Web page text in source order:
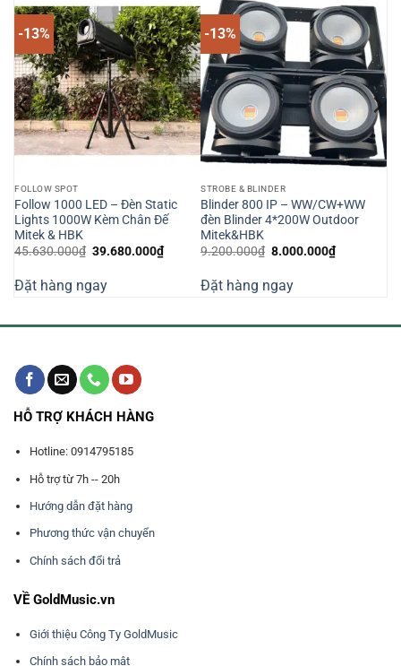
-13%
FOLLOW SPOT
Follow 1000 LED – Đèn Static
Lights 1000W Kèm Chân Đế
Mitek & HBK
45.630.000₫ Giá
45.630.000₫.
39.680.000₫Giá
hiện
39.680.000₫.
Đặt hàng ngay
-13%
STROBE & BLINDER
Blinder 800 IP – WW/CW+WW
đèn Blinder 4*200W Outdoor
Mitek&HBK
9.200.000₫ Giá
9.200.000₫.
8.000.000₫Giá
hiện
Đặt hàng ngay
HỖ TRỢ KHÁCH HÀNG
Hotline: 0914795185
Hỗ trợ từ 7h -- 20h
Hướng dẫn đặt hàng
Phương thức vận chuyển
Chính sách đổi trả
VỀ GoldMusic.vn
Giới thiệu Công Ty GoldMusic
Chính sách bảo mật